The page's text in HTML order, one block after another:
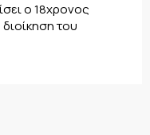
ο 18χρονος
του